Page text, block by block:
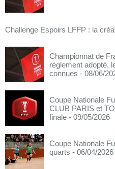
Challenge Espoirs LFFP : la
Championnat de
règlement adopté,
connues - 08/06/
Coupe Nationale
CLUB PARIS et
finale - 09/05/2026
Coupe Nationale
quarts - 06/04/2026